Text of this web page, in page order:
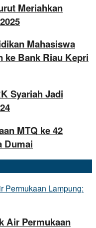
Meriahkan
Mahasiswa
ke Bank Riau Kepri
Syariah Jadi
MTQ ke 42
Dumai
Air Permukaan